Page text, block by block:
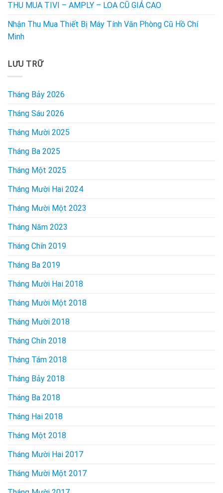
THU MUA TIVI – AMPLY – LOA CŨ GIÁ CAO
Nhận Thu Mua Thiết Bị Máy Tính Văn Phòng Cũ Hồ Chí
Minh
LƯU TRỮ
Tháng Bảy 2026
Tháng Sáu 2026
Tháng Mười 2025
Tháng Ba 2025
Tháng Một 2025
Tháng Mười Hai 2024
Tháng Mười Một 2023
Tháng Năm 2023
Tháng Chín 2019
Tháng Ba 2019
Tháng Mười Hai 2018
Tháng Mười Một 2018
Tháng Mười 2018
Tháng Chín 2018
Tháng Tám 2018
Tháng Bảy 2018
Tháng Ba 2018
Tháng Hai 2018
Tháng Một 2018
Tháng Mười Hai 2017
Tháng Mười Một 2017